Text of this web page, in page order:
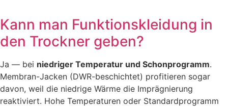
Kann man Funktionskleidung in
den Trockner geben?
Ja — bei niedriger Temperatur und Schonprogramm.
Membran-Jacken (DWR-beschichtet) profitieren sogar
davon, weil die niedrige Wärme die Imprägnierung
reaktiviert. Hohe Temperaturen oder Standardprogramm